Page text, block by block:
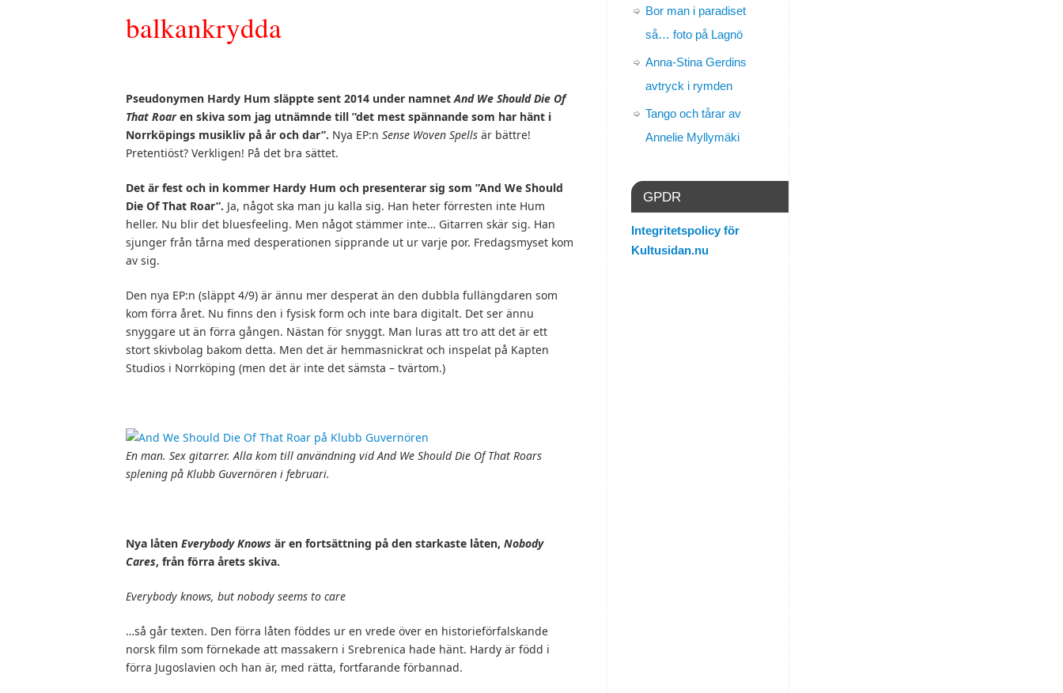
balkankrydda
Pseudonymen Hardy Hum släppte sent 2014 under namnetAnd We Should Die Of
That Roaren skiva som jag utnämnde till ”det mest spännande som har hänt i
Norrköpings musikliv på år och dar”. Nya EP:n Sense Woven Spells är bättre!
Pretentiöst? Verkligen! På det bra sättet.
Det är fest och in kommer Hardy Hum och presenterar sig som ”And We Should
Die Of That Roar”. Ja, något ska man ju kalla sig. Han heter förresten inte Hum
heller. Nu blir det bluesfeeling. Men något stämmer inte… Gitarren skär sig. Han
sjunger från tårna med desperationen sipprande ut ur varje por. Fredagsmyset kom
av sig.
Den nya EP:n (släppt 4/9) är ännu mer desperat än den dubbla fullängdaren som
kom förra året. Nu finns den i fysisk form och inte bara digitalt. Det ser ännu
snyggare ut än förra gången. Nästan för snyggt. Man luras att tro att det är ett
stort skivbolag bakom detta. Men det är hemmasnickrat och inspelat på Kapten
Studios i Norrköping (men det är inte det sämsta – tvärtom.)
En man. Sex gitarrer.Alla kom till användning vid And We Should Die Of That Roars
splening på Klubb Guvernören i februari.
Nya låten Everybody Knows är en fortsättning på den starkaste låten, Nobody
Cares, från förra årets skiva.
Everybody knows, but nobody seems to care
…så går texten. Den förra låten föddes ur en vrede över en historieförfalskande
norsk film som förnekade att massakern i Srebrenica hade hänt. Hardy är född i
förra Jugoslavien och han är, med rätta, fortfarande förbannad.
Bor man i paradiset
så… foto på Lagnö
Anna-Stina Gerdins
avtryck i rymden
Tango och tårar av
Annelie Myllymäki
GPDR
Integritetspolicy för
Kultusidan.nu